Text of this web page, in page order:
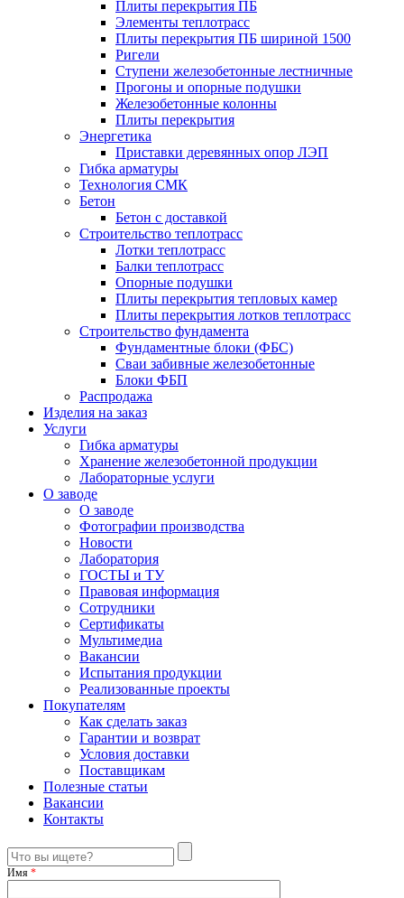
Плиты перекрытия ПБ
Элементы теплотрасс
Плиты перекрытия ПБ шириной 1500
Ригели
Ступени железобетонные лестничные
Прогоны и опорные подушки
Железобетонные колонны
Плиты перекрытия
Энергетика
Приставки деревянных опор ЛЭП
Гибка арматуры
Технология СМК
Бетон
Бетон с доставкой
Строительство теплотрасс
Лотки теплотрасс
Балки теплотрасс
Опорные подушки
Плиты перекрытия тепловых камер
Плиты перекрытия лотков теплотрасс
Строительство фундамента
Фундаментные блоки (ФБС)
Сваи забивные железобетонные
Блоки ФБП
Распродажа
Изделия на заказ
Услуги
Гибка арматуры
Хранение железобетонной продукции
Лабораторные услуги
О заводе
О заводе
Фотографии производства
Новости
Лаборатория
ГОСТЫ и ТУ
Правовая информация
Сотрудники
Сертификаты
Мультимедиа
Вакансии
Испытания продукции
Реализованные проекты
Покупателям
Как сделать заказ
Гарантии и возврат
Условия доставки
Поставщикам
Полезные статьи
Вакансии
Контакты
Имя *